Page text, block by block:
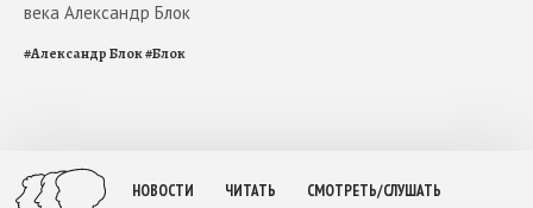
века Александр Блок
#Александр Блок#Блок
НОВОСТИ ЧИТАТЬ
СМОТРЕТЬ/СЛУШАТЬ